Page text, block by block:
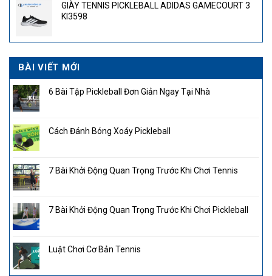
4.300.000₫.là:
GIÀY TENNIS PICKLEBALL ADIDAS GAMECOURT 3
KI3598
BÀI VIẾT MỚI
6 Bài Tập Pickleball Đơn Giản Ngay Tại Nhà
Cách Đánh Bóng Xoáy Pickleball
7 Bài Khởi Động Quan Trọng Trước Khi Chơi Tennis
7 Bài Khởi Động Quan Trọng Trước Khi Chơi Pickleball
Luật Chơi Cơ Bản Tennis